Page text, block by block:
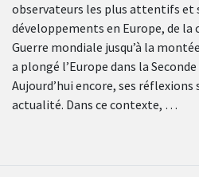
observateurs les plus attentifs et
développements en Europe, de
Guerre mondiale jusqu’à la
a plongé l’Europe dans la
Aujourd’hui encore, ses réflexions
actualité. Dans ce contexte, …